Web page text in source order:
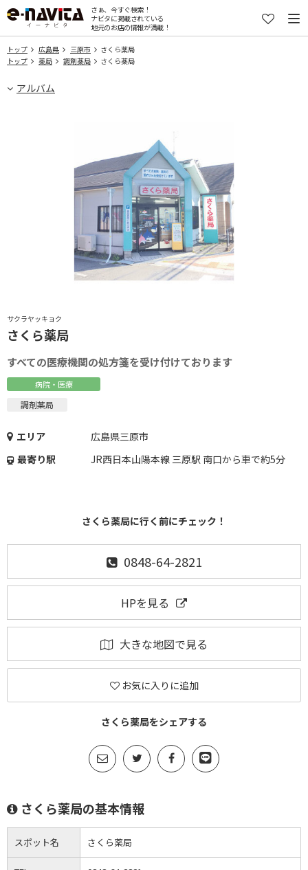
さぁ、今すぐ検索！
ナビタに掲載されている
地元のお店の情報が満載！
トップ 広島県 三原市
さくら薬局
トップ
薬局 調剤薬局 さくら薬局
アルバム
サクラヤッキョク
さくら薬局
すべての医療機関の処方箋を受け付けております
病院・医療
調剤薬局
エリア
広島県三原市
最寄り駅
JR西日本山陽本線 三原駅 南口から車で約5分
さくら薬局に行く前にチェック！
0848-64-2821
HPを見る
大きな地図で見る
お気に入りに追加
さくら薬局をシェアする
さくら薬局の基本情報
スポット名 さくら薬局